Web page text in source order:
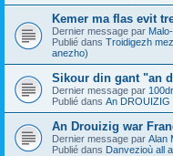
Kemer ma flas evit
Dernier message par
Publié dans Troidigezh
anezho)
Sikour din gant "an
Dernier message par
Publié dans An DROUIZIG
An Drouizig war
Dernier message par Alan
Publié dans Danvezioù all